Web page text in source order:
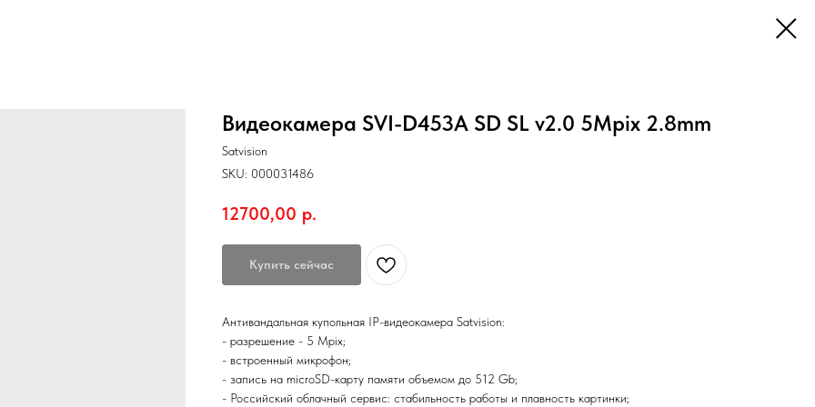
Видеокамера SVI-D453A SD SL v2.0 5Mpix 2.8mm
Satvision
SKU: 000031486
12700,00 р.
Купить сейчас
Антивандальная купольная IP-видеокамера Satvision:
- разрешение - 5 Mpix;
- встроенный микрофон;
- запись на microSD-карту памяти объемом до 512 Gb;
- Российский облачный сервис: стабильность работы и плавность картинки;